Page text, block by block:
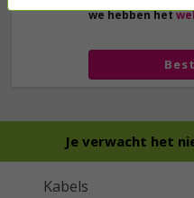
we hebben het
Je verwacht het
Kabels